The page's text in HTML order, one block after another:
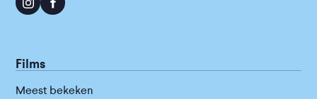
Films
Meest bekeken